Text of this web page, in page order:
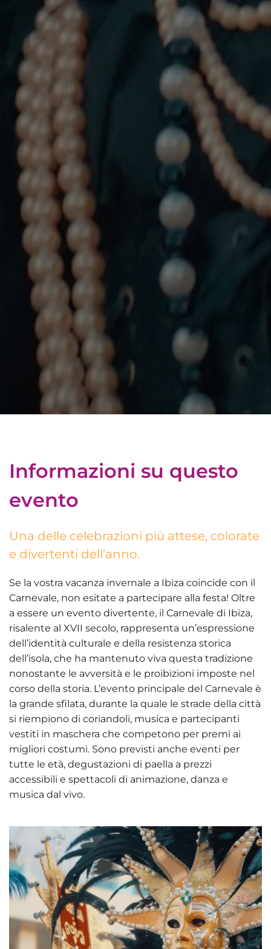
Informazioni su questo
evento
Una delle celebrazioni più attese, colorate
e divertenti dell’anno.
Se la vostra vacanza invernale a Ibiza coincide con il
Carnevale, non esitate a partecipare alla festa! Oltre
a essere un evento divertente, il Carnevale di Ibiza,
risalente al XVII secolo, rappresenta un’espressione
dell’identità culturale e della resistenza storica
dell’isola, che ha mantenuto viva questa tradizione
nonostante le avversità e le proibizioni imposte nel
corso della storia. L’evento principale del Carnevale è
la grande sfilata, durante la quale le strade della città
si riempiono di coriandoli, musica e partecipanti
vestiti in maschera che competono per premi ai
migliori costumi. Sono previsti anche eventi per
tutte le età, degustazioni di paella a prezzi
accessibili e spettacoli di animazione, danza e
musica dal vivo.